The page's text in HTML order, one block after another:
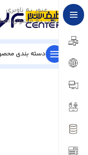
عبور به ناوبری
رفتن به محتوای
دسته بندی
خانه/تجهیزات